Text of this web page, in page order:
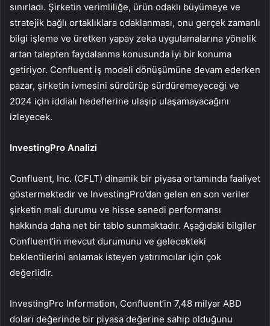
sınırladı. Şirketin verimliliğe, ürün odaklı büyümeye ve
stratejik bağlı ortaklıklara odaklanması, onu gerçek zamanlı
bilgi işleme ve üretken yapay zeka uygulamalarına yönelik
artan talepten faydalanma konusunda iyi bir konuma
getiriyor. Confluent iş modeli dönüşümüne devam ederken
pazar, şirketin ivmesini sürdürüp sürdüremeyeceği ve
2024 için iddialı hedeflerine ulaşıp ulaşamayacağını
izleyecek.
InvestingPro Analizi
Confluent, Inc. (CFLT) dinamik bir piyasa ortamında faaliyet
göstermektedir ve InvestingPro’dan gelen en son veriler
şirketin mali durumu ve hisse senedi performansı
hakkında daha net bir tablo sunmaktadır. Aşağıdaki bilgiler
Confluent’in mevcut durumunu ve gelecekteki
beklentilerini anlamak isteyen yatırımcılar için çok
değerlidir.
InvestingPro Information, Confluent’in 7,48 milyar ABD
doları değerinde bir piyasa değerine sahip olduğunu